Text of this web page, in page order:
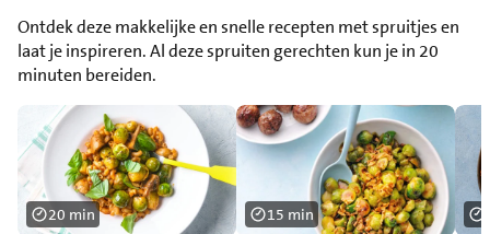
Ontdek deze makkelijke en snelle recepten met spruitjes en
laat je inspireren. Al deze spruiten gerechten kun je in 20
minuten bereiden.
20 min 15 min